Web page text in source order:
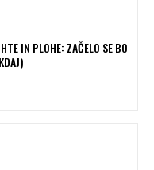
IN PLOHE: ZAČELO SE BO